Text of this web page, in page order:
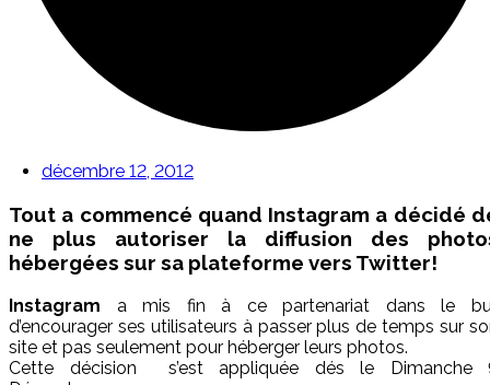
décembre 12, 2012
Tout a commencé quand Instagram a décidé
ne plus autoriser la diffusion des
hébergées sur sa plateforme vers Twitter!
Instagram a mis fin à ce partenariat dans le
d’encourager ses utilisateurs à passer plus de temps sur
site et pas seulement pour héberger leurs photos.
Cette décision s’est appliquée dés le Dimanche